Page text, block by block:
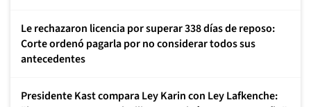
Le rechazaron licencia por superar 338 días de reposo:
Corte ordenó pagarla por no considerar todos sus
antecedentes
Presidente Kast compara Ley Karin con Ley Lafkenche: